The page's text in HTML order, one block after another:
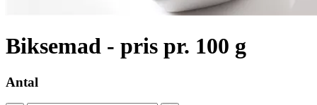
Biksemad - pris pr. 100 g
Antal